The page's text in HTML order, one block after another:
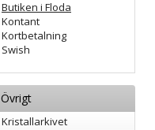
Butiken i Floda
Kontant
Kortbetalning
Swish
Övrigt
Kristallarkivet